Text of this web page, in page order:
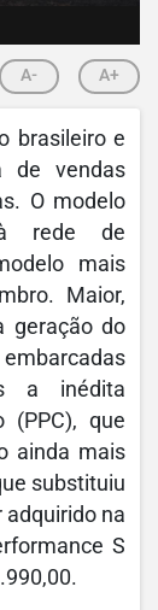
A- A+
brasileiro e
de vendas
O modelo
rede de
mais
Maior,
geração do
a inédita
(PPC), que
ainda mais
substituiu
adquirido na
S